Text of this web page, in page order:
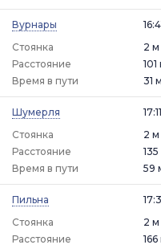
Вурнары
Стоянка
2 м
Расстояние
101
Время в пути
31 м
Шумерля
17:11
Стоянка
2 м
Расстояние
Время в пути
59
Пильна
Стоянка
2 м
Расстояние